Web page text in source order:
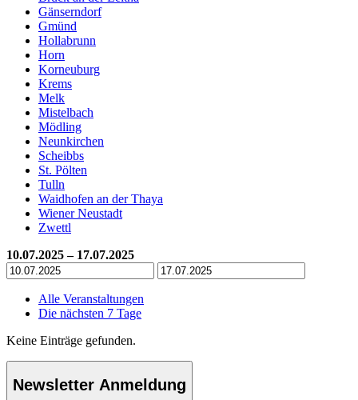
Gänserndorf
Gmünd
Hollabrunn
Horn
Korneuburg
Krems
Melk
Mistelbach
Mödling
Neunkirchen
Scheibbs
St. Pölten
Tulln
Waidhofen an der Thaya
Wiener Neustadt
Zwettl
10.07.2025 – 17.07.2025
Alle Veranstaltungen
Die nächsten 7 Tage
Keine Einträge gefunden.
Newsletter Anmeldung